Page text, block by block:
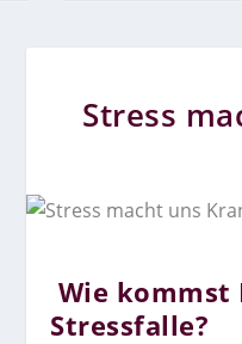
Stress
Wie kommst
Stressfalle?